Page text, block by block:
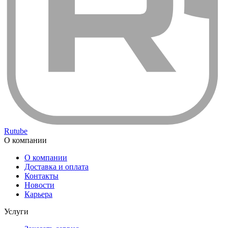
Rutube
О компании
О компании
Доставка и оплата
Контакты
Новости
Карьера
Услуги